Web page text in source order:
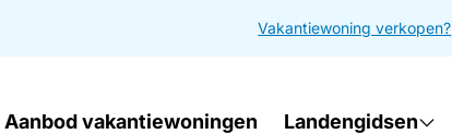
Vakantiewoning verkopen?
Aanbod vakantiewoningen Landengidsen